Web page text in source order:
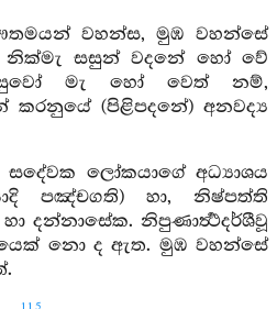
වහන්ස, මුඹ වහන්සේ
සසුන් වදනේ හෝ වේ
මැ හෝ වෙත් නම්,
කරනුයේ (පිළිපදනේ) අනවද්‍ය
ලෝකයාගේ අධ්‍යාශය
පඤ්චගති) හා, නිෂ්පත්ති
දන්නාසේක. නිපුණාර්‍ත්‍ථදර්ශීවූ
නො ද ඇත. මුඹ වහන්සේ